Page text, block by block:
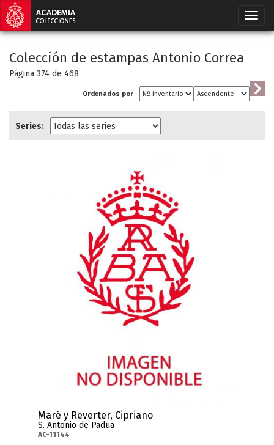
Colección de estampas Antonio Correa
Página 374 de 468
Ordenados por
Series:
Maré y Reverter, Cipriano
S. Antonio de Padua
AC-11144